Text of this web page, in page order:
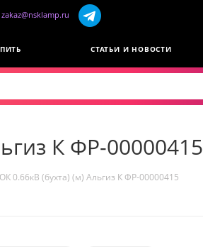
zakaz@nsklamp.ru
СТАТЬИ И НОВОСТИ
К ФР-00000415
0.66кВ (бухта) (м) Альгиз К ФР-00000415